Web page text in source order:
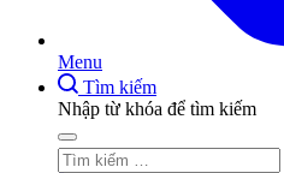
Menu
Tìm kiếm
Nhập từ khóa để tìm kiếm